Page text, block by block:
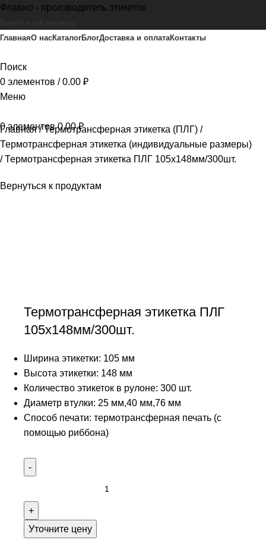
Флавио - производитель этикеток
ГлавнаяО насКаталогБлогДоставка и оплатаКонтакты
Поиск
0 элементов / 0.00 ₽
Меню
0элементов 0.00₽
Главная Термотрансферная этикетка (ПЛГ)
Термотрансферная этикетка (индивидуальные размеры)
Термотрансферная этикетка ПЛГ 105х148мм/300шт.
Вернуться к продуктам
Термотрансферная этикетка ПЛГ
105х148мм/300шт.
Ширина этикетки: 105 мм
Высота этикетки: 148 мм
Количество этикеток в рулоне: 300 шт.
Диаметр втулки: 25 мм,40 мм,76 мм
Способ печати: термотрансферная печать (с
помощью риббона)
Уточните цену